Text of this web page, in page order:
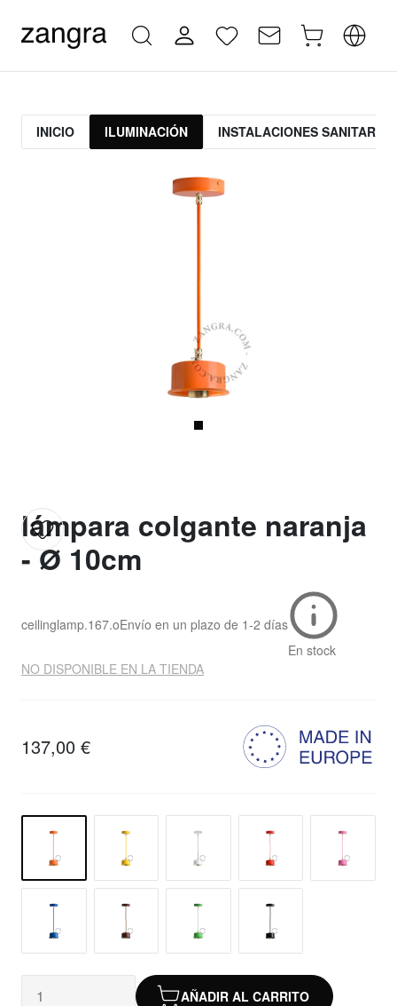
INICIO ILUMINACIÓN INSTALACIONES SANITARIAS
lámpara colgante naranja
- Ø 10cm
ceilinglamp.167.oEnvío en un plazo de 1-2 días
En stock
NO DISPONIBLE EN LA TIENDA
137,00 €
AÑADIR AL CARRITO